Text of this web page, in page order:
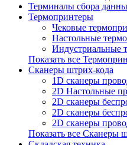
Терминалы сбора
Термопринтеры
Чековые
Настольные
Индустриальные
Показать все
Сканеры штрих-кода
1D сканеры
2D Настольные
2D сканеры
2D сканеры
2D сканеры
Показать все Сканеры